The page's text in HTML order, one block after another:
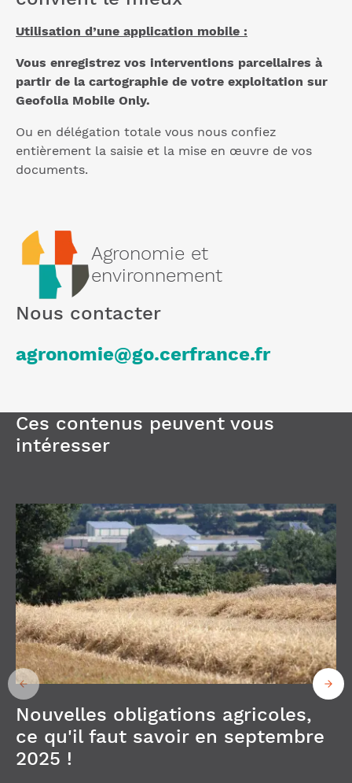
Utilisation d’une application mobile :
Vous enregistrez vos interventions parcellaires à
partir de la cartographie de votre exploitation sur
Geofolia Mobile Only.
Ou en délégation totale vous nous confiez
entièrement la saisie et la mise en œuvre de vos
documents.
Agronomie et
environnement
Nous contacter
agronomie@go.cerfrance.fr
Ces contenus peuvent vous
intéresser
Nouvelles obligations agricoles,
ce qu'il faut savoir en septembre
2025 !